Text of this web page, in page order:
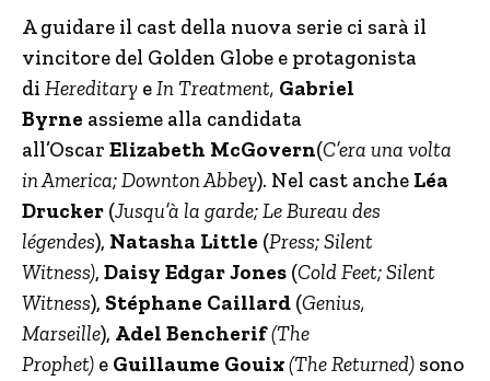
A guidare il cast della nuova serie ci sarà il
vincitore del Golden Globe e protagonista
di Hereditary eIn Treatment, Gabriel
Byrne assieme alla candidata
all’Oscar Elizabeth McGovern(C’era una volta
in America; Downton Abbey). Nel cast anche Léa
Drucker (Jusqu’à la garde; Le Bureau des
légendes), Natasha Little (Press; Silent
Witness), Daisy Edgar Jones (Cold Feet; Silent
Witness), Stéphane Caillard (Genius,
Marseille), Adel Bencherif(The
Prophet) e Guillaume Gouix(The Returned) sono